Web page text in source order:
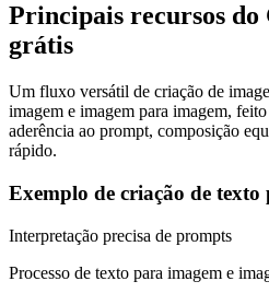
Principais recursos do
grátis
Um fluxo versátil de criação de
imagem e imagem para imagem,
aderência ao prompt, composição
rápido.
Exemplo de criação de texto
Interpretação precisa de prompts
Processo de texto para imagem e